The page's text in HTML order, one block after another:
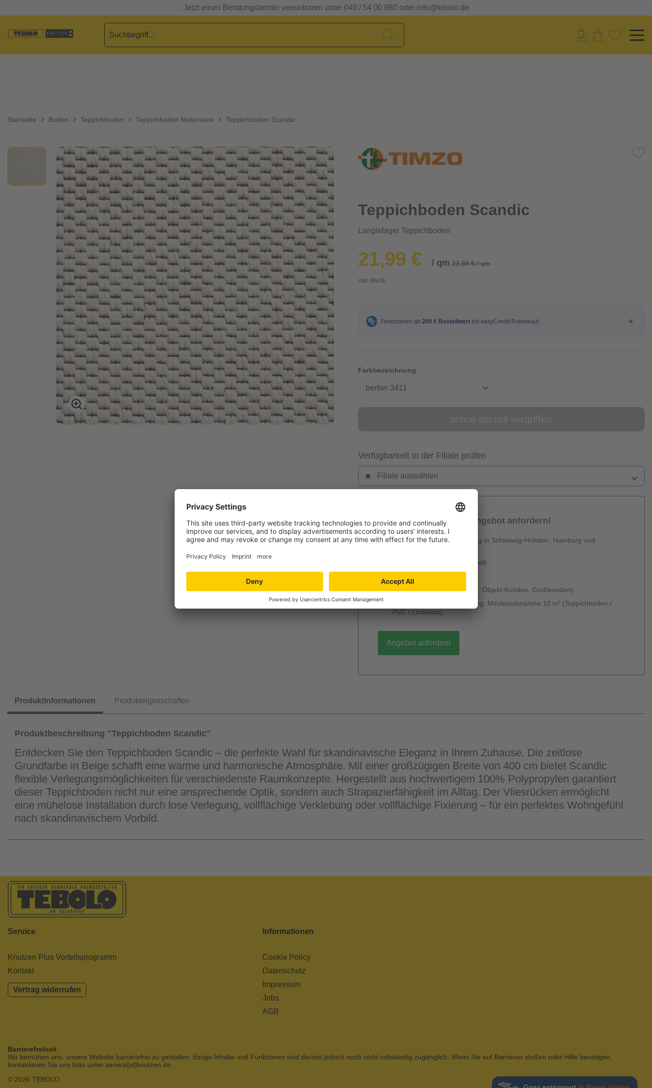
Jetzt einen Beratungstermin vereinbaren unter 040 / 54 00 980 oder info@tebolo.de
Startseite Boden Teppichboden Teppichboden Meterware Teppichboden Scandic
Teppichboden Scandic
Langlebiger Teppichboden
21,99 € / qm 23,99 € / qm
inkl. MwSt.
Farbbezeichnung
berber 3411
Verfügbarkeit in der Filiale prüfen
Filiale auswählen
Jetzt Ihr persönliches Angebot anfordern!
Verlegung und Dienstleistung in Schleswig-Holstein, Hamburg und
Angebot wird kurzfristig erstellt
Mengenrabatt möglich (B2B, Objekt-Kunden, Großkunden)
Bei Lieferung ohne Verlegung: Mindestabnahme 10 m² (Teppichboden /
PVC / Linoleum)
Angebot anfordern
Produktinformationen Produkteigenschaften
Produktbeschreibung "Teppichboden Scandic"
Entdecken Sie den Teppichboden Scandic – die perfekte Wahl für skandinavische Eleganz in Ihrem Zuhause. Die zeitlose
Grundfarbe in Beige schafft eine warme und harmonische Atmosphäre. Mit einer großzügigen Breite von 400 cm bietet Scandic
flexible Verlegungsmöglichkeiten für verschiedenste Raumkonzepte. Hergestellt aus hochwertigem 100% Polypropylen garantiert
dieser Teppichboden nicht nur eine ansprechende Optik, sondern auch Strapazierfähigkeit im Alltag. Der Vliesrücken ermöglicht
eine mühelose Installation durch lose Verlegung, vollflächige Verklebung oder vollflächige Fixierung – für ein perfektes Wohngefühl
nach skandinavischem Vorbild.
Service
Knutzen Plus Vorteilsprogramm
Kontakt
Vertrag widerrufen
Informationen
Cookie Policy
Datenschutz
Impressum
Jobs
AGB
Barrierefreiheit
Wir bemühen uns, unsere Website barrierefrei zu gestalten. Einige Inhalte und Funktionen sind derzeit jedoch noch nicht vollständig zugänglich. Wenn Sie auf Barrieren stoßen oder Hilfe benötigen,
kontaktieren Sie uns bitte unter service[at]knutzen.de.
© 2026 TEBOLO